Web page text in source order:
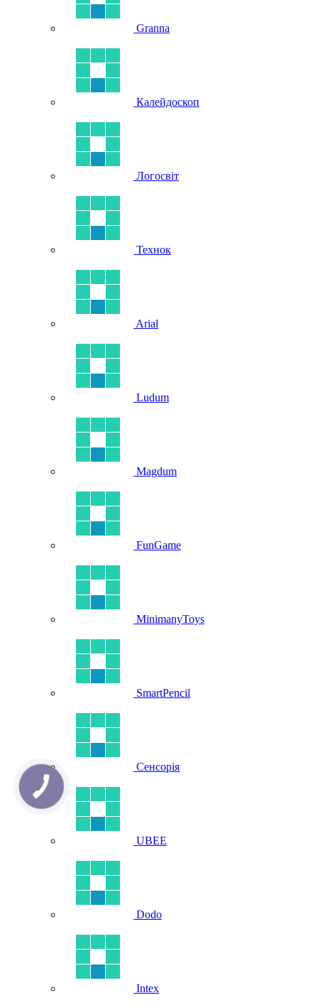
Granna
Калейдоскоп
Логосвіт
Технок
Arial
Ludum
Magdum
FunGame
MinimanyToys
SmartPencil
Сенсорія
UBEE
Dodo
Intex